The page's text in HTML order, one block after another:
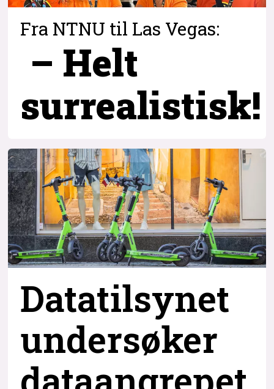
Fra NTNU til Las Vegas:
– Helt
surrealistisk!
Datatilsynet
undersøker